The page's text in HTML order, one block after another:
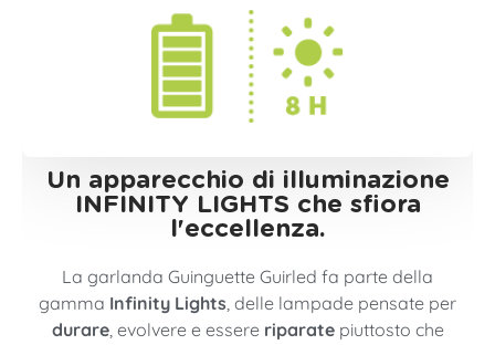
Un apparecchio di illuminazione
INFINITY LIGHTS che sfiora
l'eccellenza.
La garlanda Guinguette Guirled fa parte della
gamma Infinity Lights , delle lampade pensate per
durare, evolvere e essere riparatepiuttosto che